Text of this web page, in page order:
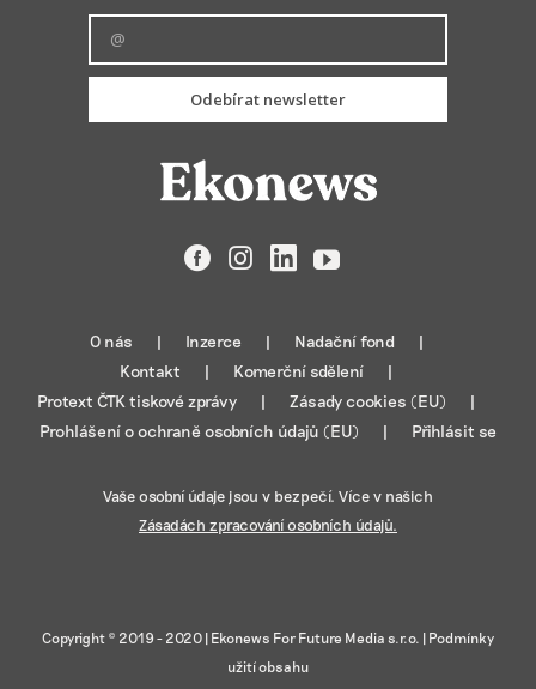
Odebírat newsletter
FacebookInstagramLinkedIn
YouTube
O nás Inzerce
Nadační fond
Kontakt
Komerční sdělení
Protext ČTK tiskové zprávy
Zásady cookies (EU)
Prohlášení o ochraně osobních údajů (EU)
Přihlásit se
Vaše osobní údaje jsou v bezpečí. Více v našich
Zásadách zpracování osobních údajů.
Copyright © 2019 - 2020 | Ekonews For Future Media s.r.o. | Podmínky
užití obsahu